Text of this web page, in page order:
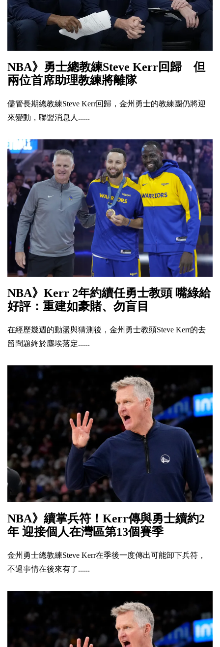
NBA》勇士總教練Steve Kerr回歸 但
兩位首席助理教練將離隊
儘管長期總教練Steve Kerr回歸，金州勇士的教練團仍將迎
來變動，聯盟消息人......
NBA》Kerr 2年約續任勇士教頭 嘴綠給
好評：重建如豪賭、勿盲目
在經歷幾週的動盪與猜測後，金州勇士教頭Steve Kerr的去
留問題終於塵埃落定......
NBA》續掌兵符！Kerr傳與勇士續約2
年 迎接個人在灣區第13個賽季
金州勇士總教練Steve Kerr在季後一度傳出可能卸下兵符，
不過事情在後來有了......